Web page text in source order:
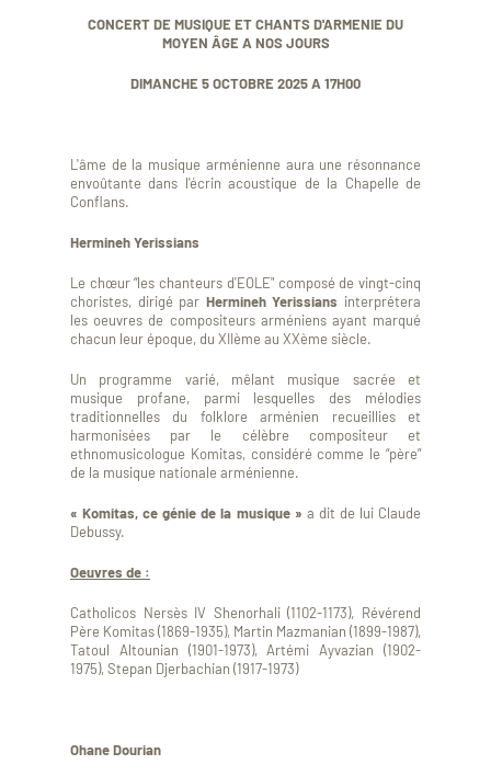
CONCERT DE MUSIQUE ET CHANTS D'ARMENIE DU
MOYEN ÂGE A NOS JOURS
DIMANCHE 5 OCTOBRE 2025 A 17H00
L'âme de la musique arménienne aura une résonnance
envoûtante dans l'écrin acoustique de la Chapelle de
Conflans.
Hermineh Yerissians
Le chœur “les chanteurs d'EOLE" composé de vingt-cinq
choristes, dirigé par Hermineh Yerissians interprétera
les oeuvres de compositeurs arméniens ayant marqué
chacun leur époque, du XIIème au XXème siècle.
Un programme varié, mêlant musique sacrée et
musique profane, parmi lesquelles des mélodies
traditionnelles du folklore arménien recueillies et
harmonisées par le célèbre compositeur et
ethnomusicologue Komitas, considéré comme le “père”
de la musique nationale arménienne.
« Komitas, ce génie de la musique » a dit de lui Claude
Debussy.
Oeuvres de :
Catholicos Nersès IV Shenorhali (1102-1173), Révérend
Père Komitas (1869-1935), Martin Mazmanian (1899-1987),
Tatoul Altounian (1901-1973), Artémi Ayvazian (1902-
1975), Stepan Djerbachian (1917-1973)
Ohane Dourian